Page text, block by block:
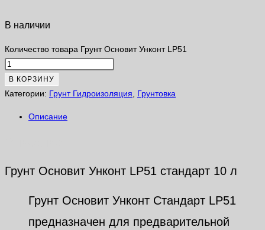
В наличии
Количество товара Грунт Основит Унконт LP51
В КОРЗИНУ
Категории: Грунт Гидроизоляция Грунтовка
Описание
Грунт Основит Унконт LP51 стандарт 10 л
Грунт Основит Унконт Стандарт LP51
предназначен для предварительной